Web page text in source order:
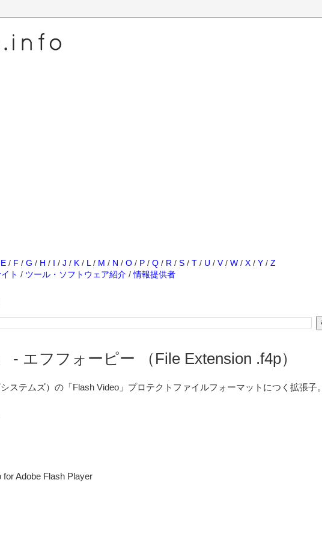
E / F / G / H / I / J / K / L / M / N / O / P / Q / R / S / T / U / V/ W / X / Y / Z
ト / ツール・ソフトウェア紹介 /情報提供者
- エフフォーピー （File Extension .f4p）
ステムズ）の「Flash Video」プロテクトファイルフォーマットにつく拡張子。
Adobe Flash Player